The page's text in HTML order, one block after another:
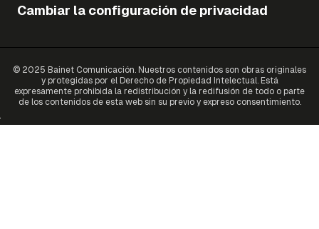
Cambiar la configuración de privacidad
© 2025 Bainet Comunicación. Nuestros contenidos son obras originales
y protegidas por el Derecho de Propiedad Intelectual. Está
expresamente prohibida la redistribución y la redifusión de todo o parte
de los contenidos de esta web sin su previo y expreso consentimiento.